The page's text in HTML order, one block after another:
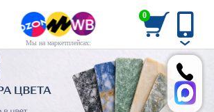
Мы на маркетплейсах:
0